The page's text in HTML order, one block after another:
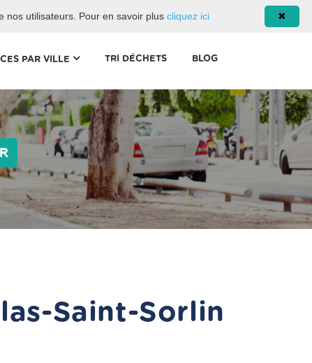
08 93 02 00 17
PAR VILLE (CURRENT)TRI DÉCHETS BLOG
Saint-Sorlin
✖
nos utilisateurs. Pour en savoir plus cliquez ici